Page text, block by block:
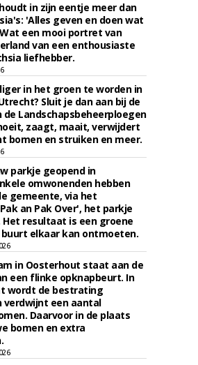
in zijn eentje meer dan
'Alles geven en doen wat
een mooi portret van
van een enthousiaste
liefhebber.
in het groen te worden in
Sluit je dan aan bij de
de Landschapsbeheerploegen
zaagt, maait, verwijdert
bomen en struiken en meer.
parkje geopend in
omwonenden hebben
gemeente, via het
an Pak Over', het parkje
Het resultaat is een groene
elkaar kan ontmoeten.
in Oosterhout staat aan de
een flinke opknapbeurt. In
wordt de bestrating
verdwijnt een aantal
Daarvoor in de plaats
bomen en extra